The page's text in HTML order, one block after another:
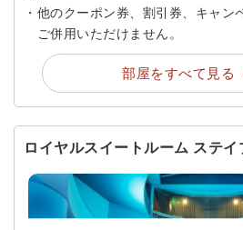
・他のクーポン券、割引券、キャン
ご併用いただけません。
部屋をすべて見る
ロイヤルスイートルーム ステイ